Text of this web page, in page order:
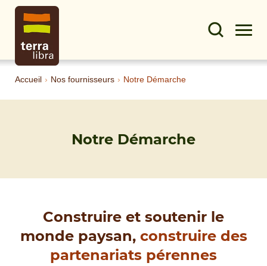
Accueil › Nos fournisseurs › Notre Démarche
Notre Démarche
Construire et soutenir le
monde paysan,construire des
partenariats pérennes